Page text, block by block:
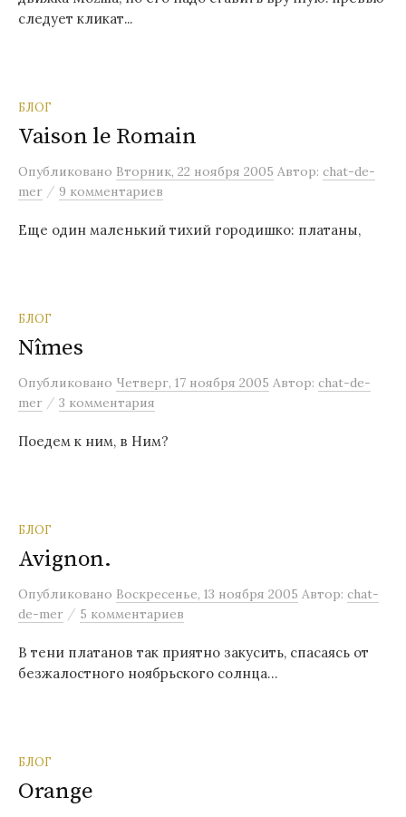
следует кликат...
БЛОГ
Vaison le Romain
Опубликовано Вторник, 22 ноября 2005 Автор: chat-de-
mer / 9 комментариев
Еще один маленький тихий городишко: платаны,
БЛОГ
Nîmes
Опубликовано Четверг, 17 ноября 2005 Автор: chat-de-
mer / 3 комментария
Поедем к ним, в Ним?
БЛОГ
Avignon.
Опубликовано Воскресенье, 13 ноября 2005 Автор: chat-
de-mer / 5 комментариев
В тени платанов так приятно закусить, спасаясь от
безжалостного ноябрьского солнца…
БЛОГ
Orange